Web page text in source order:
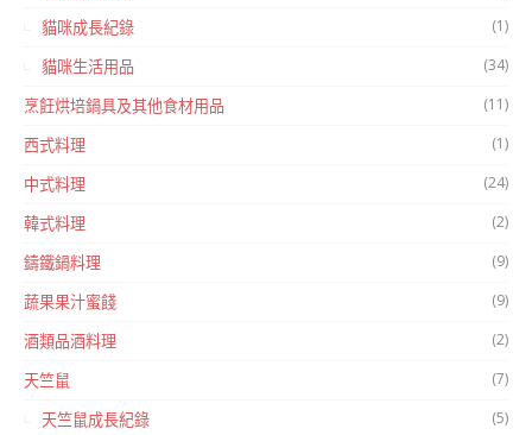
貓咪成長紀錄 (1)
貓咪生活用品 (34)
烹飪烘培鍋具及其他食材用品 (11)
西式料理 (1)
中式料理 (24)
韓式料理 (2)
鑄鐵鍋料理 (9)
蔬果果汁蜜餞 (9)
酒類品酒料理 (2)
天竺鼠 (7)
天竺鼠成長紀錄 (5)